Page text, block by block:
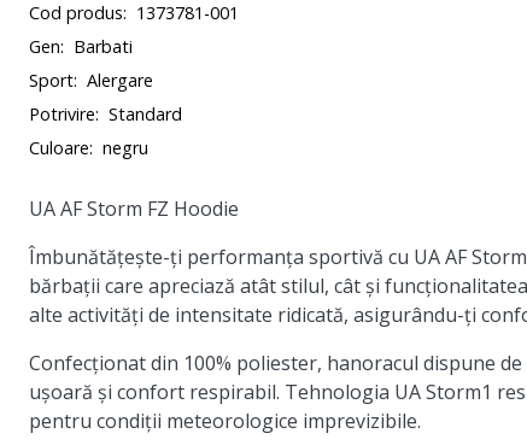
Cod produs: 1373781-001
Gen: Barbati
Sport: Alergare
Potrivire: Standard
Culoare: negru
UA AF Storm FZ Hoodie
Îmbunătățește-ți performanța sportivă cu UA AF
bărbații care apreciază atât stilul, cât și
alte activități de intensitate ridicată, asigurându-ți
Confecționat din 100% poliester, hanoracul dispune
ușoară și confort respirabil. Tehnologia UA Storm1
pentru condiții meteorologice imprevizibile.